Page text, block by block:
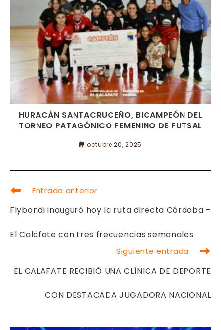
HURACÁN SANTACRUCEÑO, BICAMPEÓN DEL
TORNEO PATAGÓNICO FEMENINO DE FUTSAL
octubre 20, 2025
LEER
ARTÍCULOS
Entrada anterior
Flybondi inauguró hoy la ruta directa Córdoba –
El Calafate con tres frecuencias semanales
Siguiente entrada
EL CALAFATE RECIBIÓ UNA CLÍNICA DE DEPORTE
CON DESTACADA JUGADORA NACIONAL